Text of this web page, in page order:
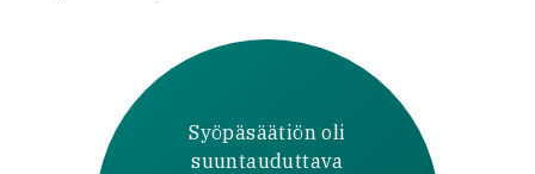
Syöpäsäätiön oli
suuntauduttava